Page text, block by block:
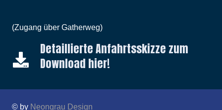
(Zugang über Gatherweg)
Detaillierte Anfahrtsskizze zum
Download hier!
© by Neongrau Design